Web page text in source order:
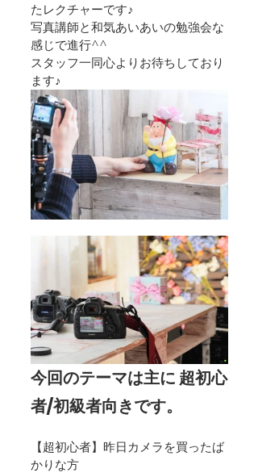
たレクチャーです♪
写真講師と和気あいあいの勉強会な
感じで進行^^
スタッフ一同心よりお待ちしており
ます♪
今回のテーマは主に 超初心
者/初級者向きです。
【超初心者】昨日カメラを買ったば
かりな方